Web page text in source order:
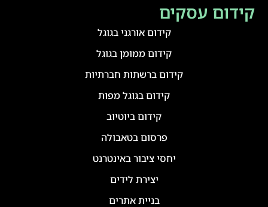
קידום עסקים
קידום אורגני בגוגל
קידום ממומן בגוגל
קידום ברשתות חברתיות
קידום בגוגל מפות
קידום ביוטיוב
פרסום בטאבולה
יחסי ציבור באינטרנט
יצירת לידים
בניית אתרים